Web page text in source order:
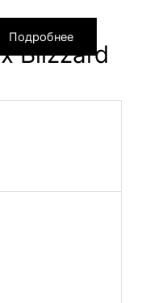
Подробнее
Blizzard